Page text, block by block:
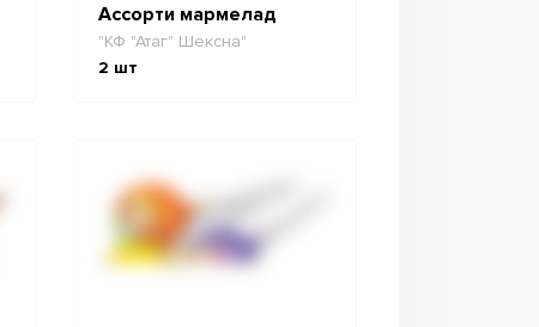
Ассорти мармелад
"КФ "Атаг" Шексна"
2 шт